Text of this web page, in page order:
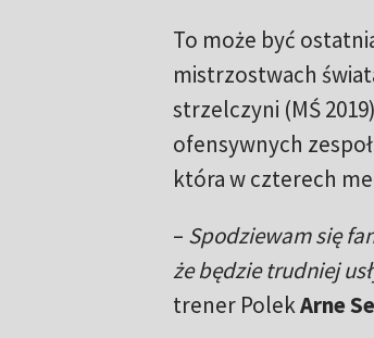
To może być
mistrzostwach
strzelczyni (MŚ
ofensywnych
która w czterech
– Spodziewam się
że będzie trudniej
trener PolekArne